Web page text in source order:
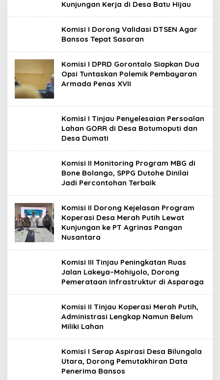
Kunjungan Kerja di Desa Batu Hijau
Komisi I Dorong Validasi DTSEN Agar
Bansos Tepat Sasaran
Komisi I DPRD Gorontalo Siapkan Dua
Opsi Tuntaskan Polemik Pembayaran
Armada Penas XVII
Komisi I Tinjau Penyelesaian Persoalan
Lahan GORR di Desa Botumoputi dan
Desa Dumati
Komisi II Monitoring Program MBG di
Bone Bolango, SPPG Dutohe Dinilai
Jadi Percontohan Terbaik
Komisi II Dorong Kejelasan Program
Koperasi Desa Merah Putih Lewat
Kunjungan ke PT Agrinas Pangan
Nusantara
Komisi III Tinjau Peningkatan Ruas
Jalan Lakeya–Mohiyolo, Dorong
Pemerataan Infrastruktur di Asparaga
Komisi II Tinjau Koperasi Merah Putih,
Administrasi Lengkap Namun Belum
Miliki Lahan
Komisi I Serap Aspirasi Desa Bilungala
Utara, Dorong Pemutakhiran Data
Penerima Bansos